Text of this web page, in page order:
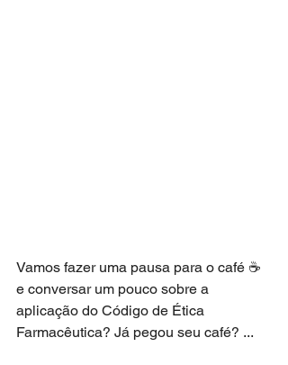
Vamos fazer uma pausa para o café ☕
e conversar um pouco sobre a
aplicação do Código de Ética
Farmacêutica? Já pegou seu café? ...